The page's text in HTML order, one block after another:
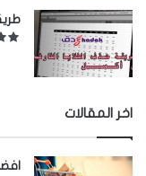
المياه العذبة
اخر المقالات